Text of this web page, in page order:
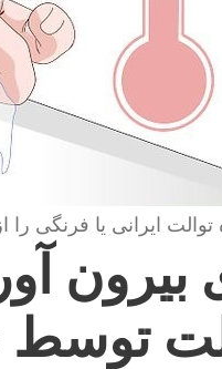
ایرانی یا فرنگی را
توسط